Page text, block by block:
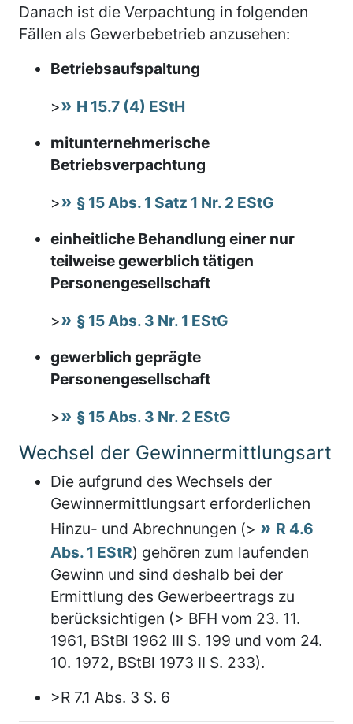
Danach ist die Verpachtung in folgenden
Fällen als Gewerbebetrieb anzusehen:
Betriebsaufspaltung
>
H 15.7 (4) EStH
mitunternehmerische
Betriebsverpachtung
>
§ 15 Abs. 1 Satz 1 Nr. 2 EStG
einheitliche Behandlung einer nur
teilweise gewerblich tätigen
Personengesellschaft
>
§ 15 Abs. 3 Nr. 1 EStG
gewerblich geprägte
Personengesellschaft
>
§ 15 Abs. 3 Nr. 2 EStG
Wechsel der Gewinnermittlungsart
Die aufgrund des Wechsels der
Gewinnermittlungsart erforderlichen
Hinzu- und Abrechnungen (>
R 4.6
Abs. 1 EStR) gehören zum laufenden
Gewinn und sind deshalb bei der
Ermittlung des Gewerbeertrags zu
berücksichtigen (> BFH vom 23. 11.
1961, BStBl 1962 III S. 199 und vom 24.
10. 1972, BStBl 1973 II S. 233).
>R 7.1 Abs. 3 S. 6